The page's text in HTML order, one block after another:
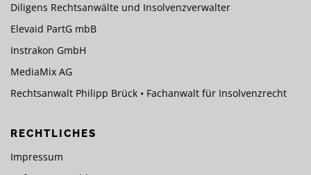
Diligens Rechtsanwälte und Insolvenzverwalter
Elevaid PartG mbB
Instrakon GmbH
MediaMix AG
Rechtsanwalt Philipp Brück • Fachanwalt für Insolvenzrecht
RECHTLICHES
Impressum